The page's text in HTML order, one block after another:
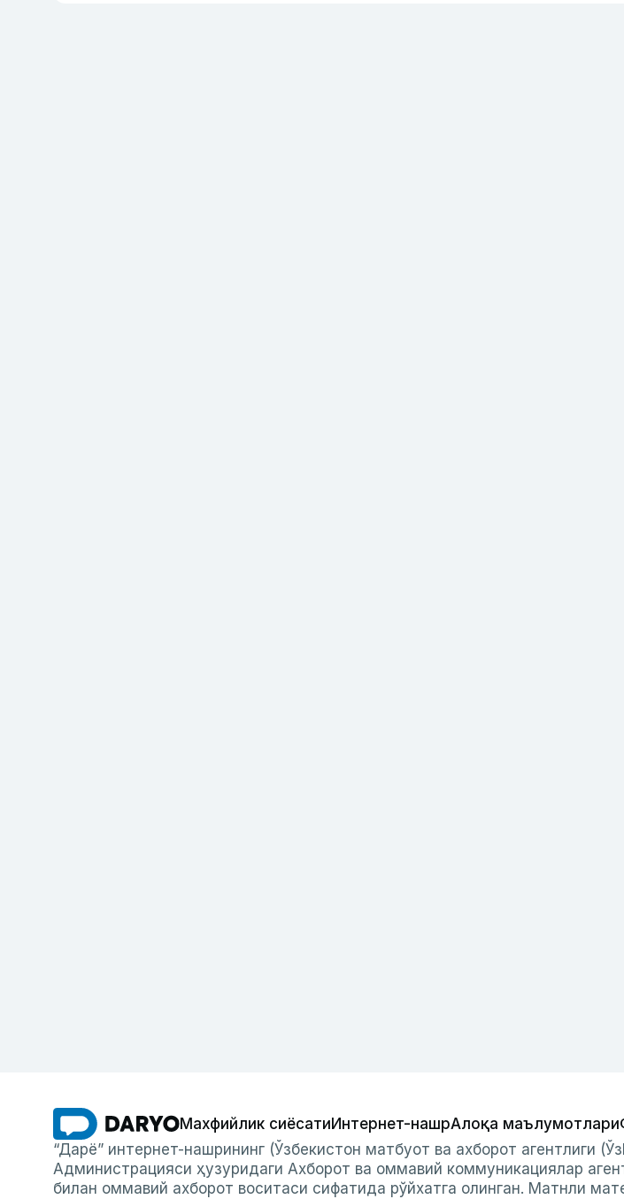
Махфийлик сиёсатиИнтернет-нашрАлоқа маълумотлари
“Дарё” интернет-нашрининг (Ўзбекистон матбуот ва ахборот агентлиги
Администрацияси ҳузуридаги Ахборот ва оммавий коммуникациялар
билан оммавий ахборот воситаси сифатида рўйхатга олинган. Матнли